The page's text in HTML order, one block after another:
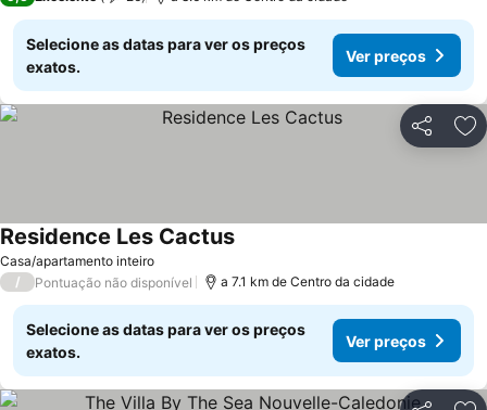
Selecione as datas para ver os preços
exatos.
Ver preços
Partilhar
Casa/apartamento inteiro
Residence Les CactusVer preços
/ Pontuação não disponível a 7.1 km de Centro da cidade
Selecione as datas para ver os preços
exatos.
Ver preços